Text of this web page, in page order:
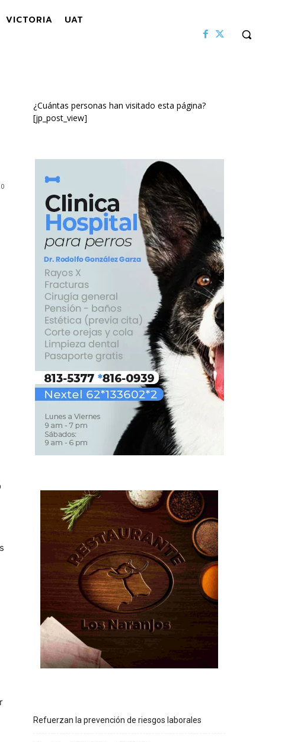
VICTORIA UAT
0
¿Cuántas personas han visitado esta página?
[jp_post_view]
Refuerzan la prevención de riesgos laborales